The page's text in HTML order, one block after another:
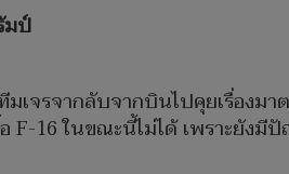
มป์
เจรจากลับจากบินไปคุยเรื่องมา
16 ในขณะนี้ไม่ได้ เพราะยังมี